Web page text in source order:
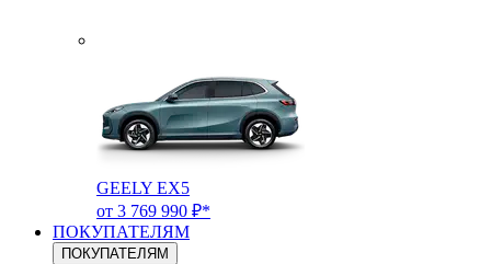
GEELY EX5
от 3 769 990 ₽*
ПОКУПАТЕЛЯМ
ПОКУПАТЕЛЯМ